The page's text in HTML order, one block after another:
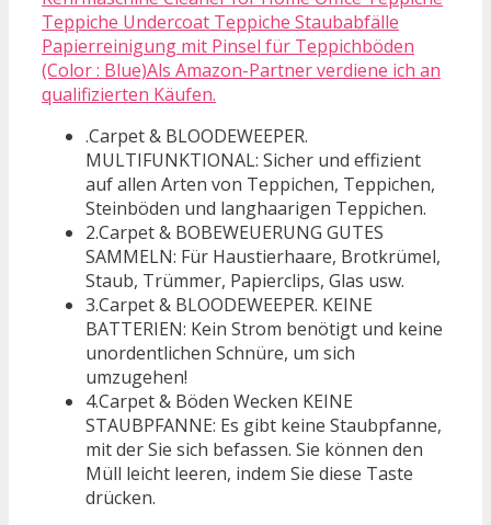
Teppiche Undercoat Teppiche Staubabfälle
Papierreinigung mit Pinsel für Teppichböden
(Color : Blue)Als Amazon-Partner verdiene ich an
qualifizierten Käufen.
.Carpet & BLOODEWEEPER.
MULTIFUNKTIONAL: Sicher und effizient
auf allen Arten von Teppichen, Teppichen,
Steinböden und langhaarigen Teppichen.
2.Carpet & BOBEWEUERUNG GUTES
SAMMELN: Für Haustierhaare, Brotkrümel,
Staub, Trümmer, Papierclips, Glas usw.
3.Carpet & BLOODEWEEPER. KEINE
BATTERIEN: Kein Strom benötigt und keine
unordentlichen Schnüre, um sich
umzugehen!
4.Carpet & Böden Wecken KEINE
STAUBPFANNE: Es gibt keine Staubpfanne,
mit der Sie sich befassen. Sie können den
Müll leicht leeren, indem Sie diese Taste
drücken.